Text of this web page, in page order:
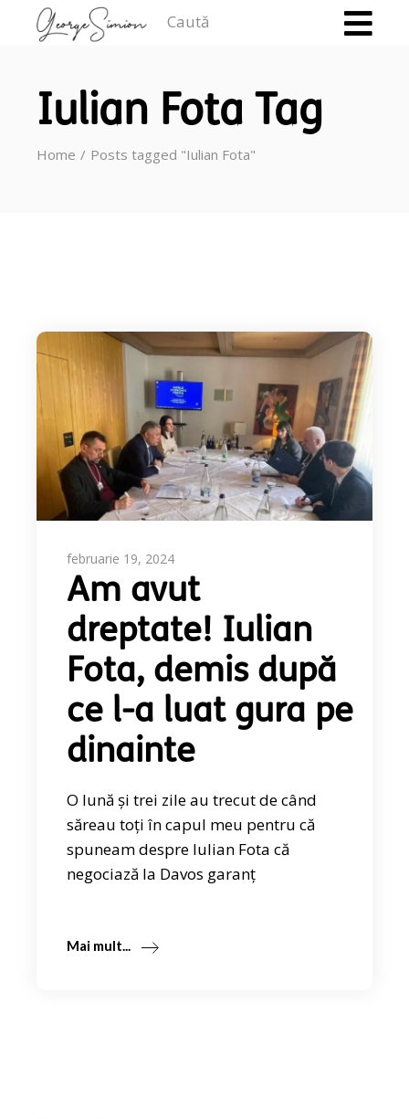
Iulian Fota Tag
Home Posts tagged "Iulian Fota"
februarie 19, 2024
Am avut
dreptate! Iulian
Fota, demis după
ce l-a luat gura pe
dinainte
O lună și trei zile au trecut de când
săreau toți în capul meu pentru că
spuneam despre Iulian Fota că
negociază la Davos garanț
Mai mult...